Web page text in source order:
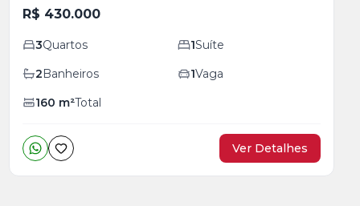
R$ 430.000
3Quartos 1Suíte
2Banheiros 1Vaga
160 m²Total
Ver Detalhes